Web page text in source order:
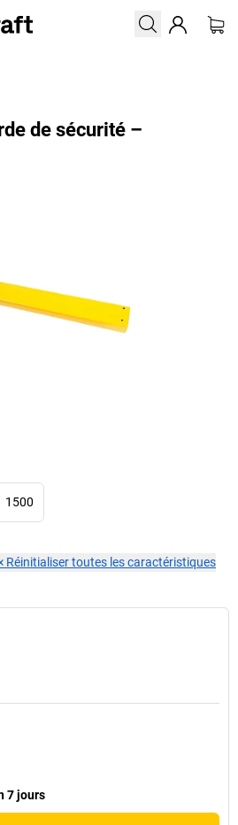
de sécurité –
1500
Réinitialiser toutes les caractéristiques
7 jours